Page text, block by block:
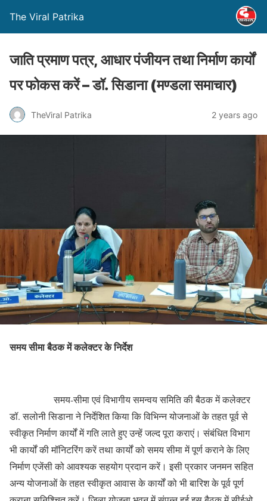
The Viral Patrika
जाति प्रमाण पत्र, आधार पंजीयन तथा निर्माण कार्यों
पर फोकस करें – डॉ. सिडाना (मण्‍डला समाचार)
TheViral Patrika 2 years ago
समय सीमा बैठक में कलेक्टर के निर्देश
समय-सीमा एवं विभागीय समन्वय समिति की बैठक में कलेक्टर
डॉ. सलोनी सिडाना ने निर्देशित किया कि विभिन्न योजनाओं के तहत पूर्व से
स्वीकृत निर्माण कार्यों में गति लाते हुए उन्हें जल्द पूरा कराएं। संबंधित विभाग
भी कार्यों की मॉनिटरिंग करें तथा कार्यों को समय सीमा में पूर्ण कराने के लिए
निर्माण एजेंसी को आवश्यक सहयोग प्रदान करें। इसी प्रकार जनमन सहित
अन्य योजनाओं के तहत स्वीकृत आवास के कार्यों को भी बारिश के पूर्व पूर्ण